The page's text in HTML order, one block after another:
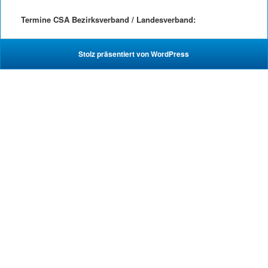
Termine CSA Bezirksverband / Landesverband:
Stolz präsentiert von WordPress